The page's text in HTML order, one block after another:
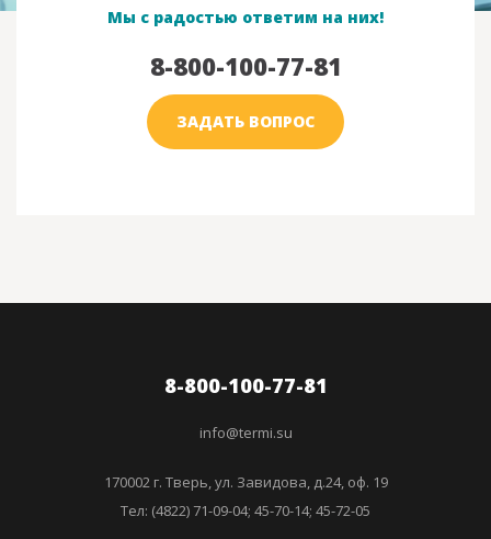
Мы с радостью ответим на них!
8-800-100-77-81
ЗАДАТЬ ВОПРОС
8-800-100-77-81
info@termi.su
170002 г. Тверь, ул. Завидова, д.24, оф. 19
Тел: (4822) 71-09-04; 45-70-14; 45-72-05